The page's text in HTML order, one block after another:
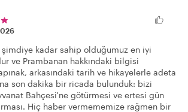
şimdiye kadar sahip olduğumuz en iyi
ve Prambanan hakkındaki bilgisi
arkasındaki tarih ve hikayelerle adeta
son dakika bir ricada bulunduk: bizi
Bahçesi'ne götürmesi ve ertesi gün
Hiç haber vermememize rağmen bir